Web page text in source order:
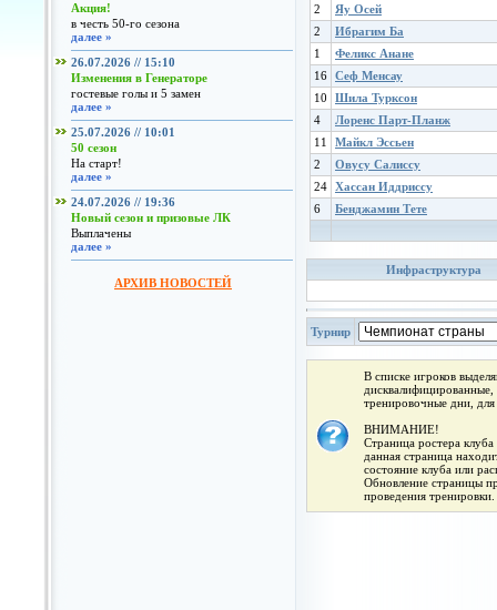
Акция!
в честь 50-го сезона
далее »
26.07.2026 // 15:10
Изменения в Генераторе
гостевые голы и 5 замен
далее »
25.07.2026 // 10:01
50 сезон
На старт!
далее »
24.07.2026 // 19:36
Новый сезон и призовые ЛК
Выплачены
далее »
АРХИВ НОВОСТЕЙ
2
Яу Осей
2
Ибрагим Ба
1
Феликс Анане
16 Сеф Менсау
10
Шила Турксон
4
Лоренс Парт-Планж
11
Майкл Эссьен
2
Овусу Салиссу
24 Хассан Иддриссу
6
Бенджамин Тете
Инфраструктура
Турнир
В списке игроков
тренировочные дни,
ВНИМАНИЕ!
Страница ростера
данная страница
состояние клуба или
Обновление страницы
проведения тренировки.